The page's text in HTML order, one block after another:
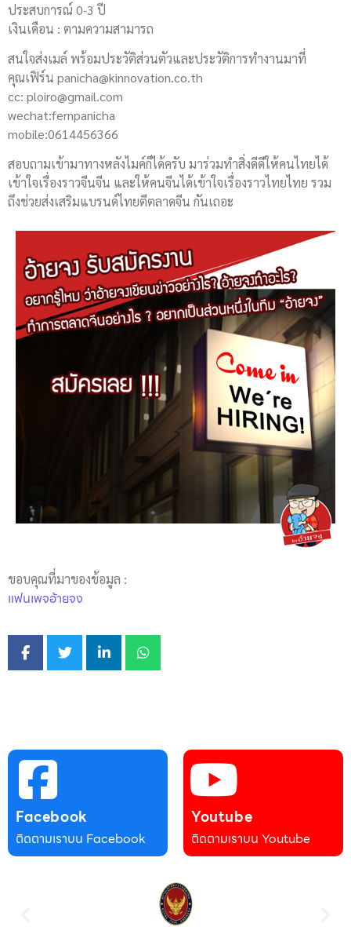
ประสบการณ์ 0-3 ปี
เงินเดือน : ตามความสามารถ
สนใจส่งเมล์ พร้อมประวัติส่วนตัวและประวัติการทำงานมาที่
คุณเฟิร์น panicha@kinnovation.co.th
cc: ploiro@gmail.com
wechat:fernpanicha
mobile:0614456366
สอบถามเข้ามาทางหลังไมค์ก็ได้ครับ มาร่วมทำสิ่งดีดีให้คนไทยได้
เข้าใจเรื่องราวจีนจีน และให้คนจีนได้เข้าใจเรื่องราวไทยไทย รวม
ถึงช่วยส่งเสริมแบรนด์ไทยตีตลาดจีน กันเถอะ
ขอบคุณที่มาของข้อมูล :
แฟนเพจอ้ายจง
Facebook
ติดตามเราบน Facebook
Youtube
ติดตามเราบน Youtube